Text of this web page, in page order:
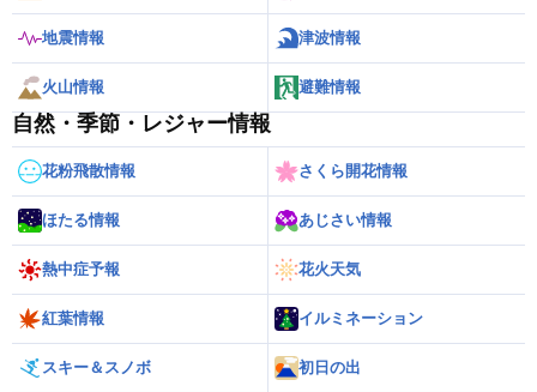
地震情報 津波情報
火山情報 避難情報
自然・季節・レジャー情報
花粉飛散情報 さくら開花情報
ほたる情報 あじさい情報
熱中症予報 花火天気
紅葉情報 イルミネーション
スキー＆スノボ 初日の出